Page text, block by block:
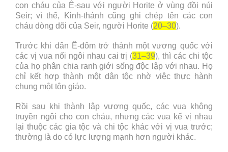
con cháu của Ê-sau với người Horite ở vùng đồi núi
Seir; vì thế, Kinh-thánh cũng ghi chép tên các con
cháu dòng dõi của Seir, người Horite (20–30).
Trước khi dân Ê-đôm trở thành một vương quốc với
các vị vua nối ngôi nhau cai trị (31–39), thì các chi tộc
của họ phân chia ranh giới sống độc lập với nhau. Họ
chỉ kết hợp thành một dân tộc nhờ việc thực hành
chung một tôn giáo.
Rồi sau khi thành lập vương quốc, các vua không
truyền ngôi cho con cháu, nhưng các vua kế vị nhau
lại thuộc các gia tộc và chi tộc khác với vị vua trước;
thường là do có lực lượng mạnh hơn người khác.